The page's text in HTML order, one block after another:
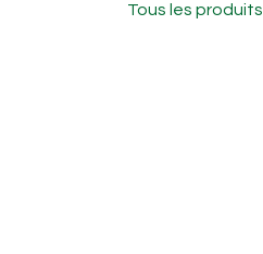
Tous les produits